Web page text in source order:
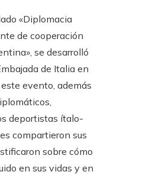
«Diplomacia
de cooperación
se desarrolló
de Italia en
evento, además
deportistas ítalo-
compartieron sus
sobre cómo
en sus vidas y en